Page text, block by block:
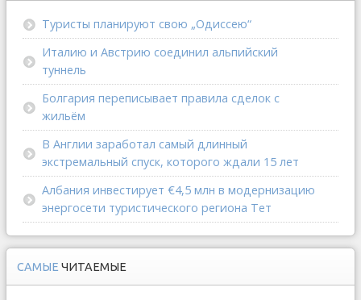
Туристы планируют свою „Одиссею“
Италию и Австрию соединил альпийский
туннель
Болгария переписывает правила сделок с
жильём
В Англии заработал самый длинный
экстремальный спуск, которого ждали 15 лет
Албания инвестирует €4,5 млн в модернизацию
энергосети туристического региона Тет
САМЫЕ ЧИТАЕМЫЕ